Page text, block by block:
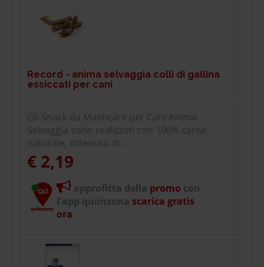
Record - anima selvaggia colli di gallina
essiccati per cani
Gli Snack da Masticare per Cani Anima
Selvaggia sono realizzati con 100% carne
naturale, ottenuta at ...
€ 2,19
approfitta della promo con
l'app quiinzona scarica gratis
ora